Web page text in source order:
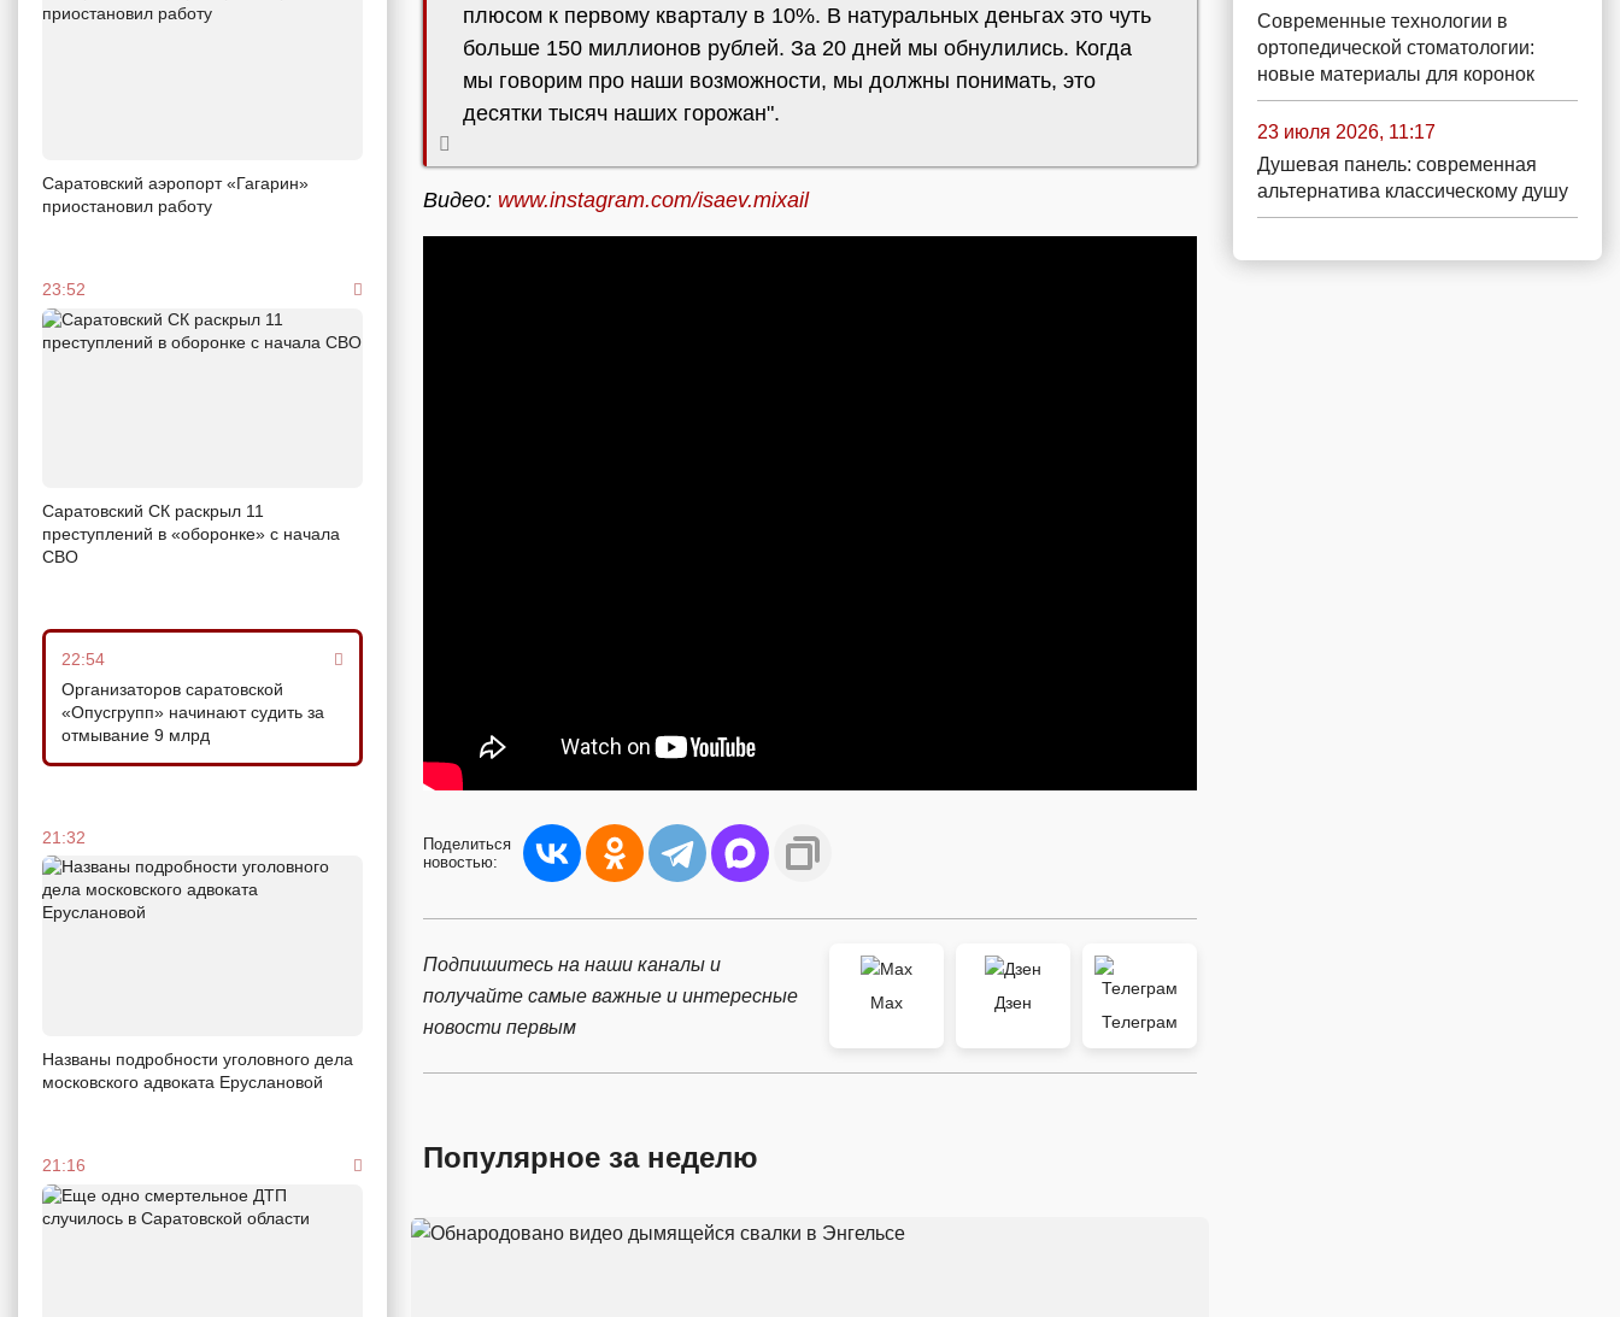
Саратовский аэропорт «Гагарин»
приостановил работу
23:52
Саратовский СК раскрыл 11
преступлений в «оборонке» с начала
СВО
22:54
Организаторов саратовской
«Опусгрупп» начинают судить за
отмывание 9 млрд
21:32
Названы подробности уголовного дела
московского адвоката Еруслановой
21:16
плюсом к первому кварталу в 10%. В натуральных деньгах это чуть
больше 150 миллионов рублей. За 20 дней мы обнулились. Когда
мы говорим про наши возможности, мы должны понимать, это
десятки тысяч наших горожан".
Видео: www.instagram.com/isaev.mixail
Поделиться
новостью:
Подпишитесь на наши каналы и
получайте самые важные и интересные
новости первым
Max
Дзен
Телеграм
Популярное за неделю
Современные технологии в
ортопедической стоматологии:
новые материалы для коронок
23 июля 2026, 11:17
Душевая панель: современная
альтернатива классическому душу